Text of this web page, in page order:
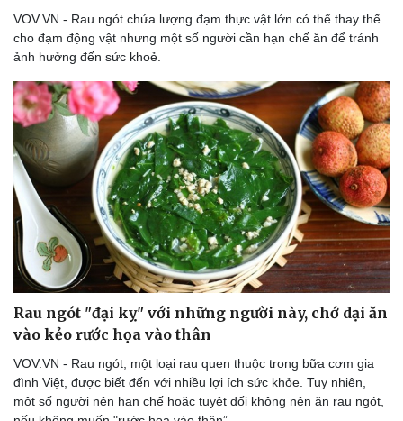
VOV.VN - Rau ngót chứa lượng đạm thực vật lớn có thể thay thế
cho đạm động vật nhưng một số người cần hạn chế ăn để tránh
ảnh hưởng đến sức khoẻ.
Rau ngót "đại kỵ" với những người này, chớ dại ăn
vào kẻo rước họa vào thân
VOV.VN - Rau ngót, một loại rau quen thuộc trong bữa cơm gia
đình Việt, được biết đến với nhiều lợi ích sức khỏe. Tuy nhiên,
một số người nên hạn chế hoặc tuyệt đối không nên ăn rau ngót,